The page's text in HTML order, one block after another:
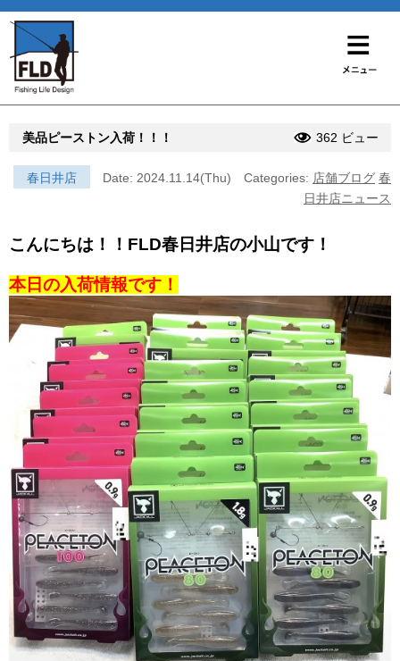
美品ピーストン入荷！！！ 362 ビュー
春日井店 Date: 2024.11.14(Thu) Categories: 店舗ブログ 春
日井店ニュース
こんにちは！！FLD春日井店の小山です！
本日の入荷情報です！